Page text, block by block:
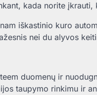
kada norite
iškastinio kuro
nei du alyvos
duomenų ir
taupymo rinkimu ir